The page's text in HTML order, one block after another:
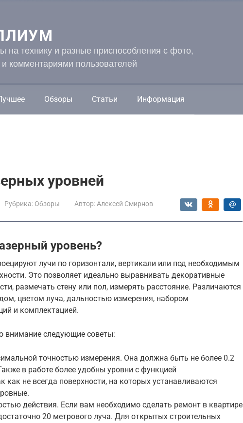
на технику и разные приспособления с фото,
комментариями пользователей
Обзоры Статьи Информация
уровней
Рубрика: Обзоры Автор: Алексей Смирнов
уровень?
лучи по горизонтали, вертикали или под необходимым
Это позволяет идеально выравнивать декоративные
размечать стену или пол, измерять расстояние. Различаются
цветом луча, дальностью измерения, набором
и комплектацией.
внимание следующие советы:
точностью измерения. Она должна быть не более 0.2
в работе более удобны уровни с функцией
как не всегда поверхности, на которых устанавливаются
действия. Если вам необходимо сделать ремонт в квартире
20 метрового луча. Для открытых строительных